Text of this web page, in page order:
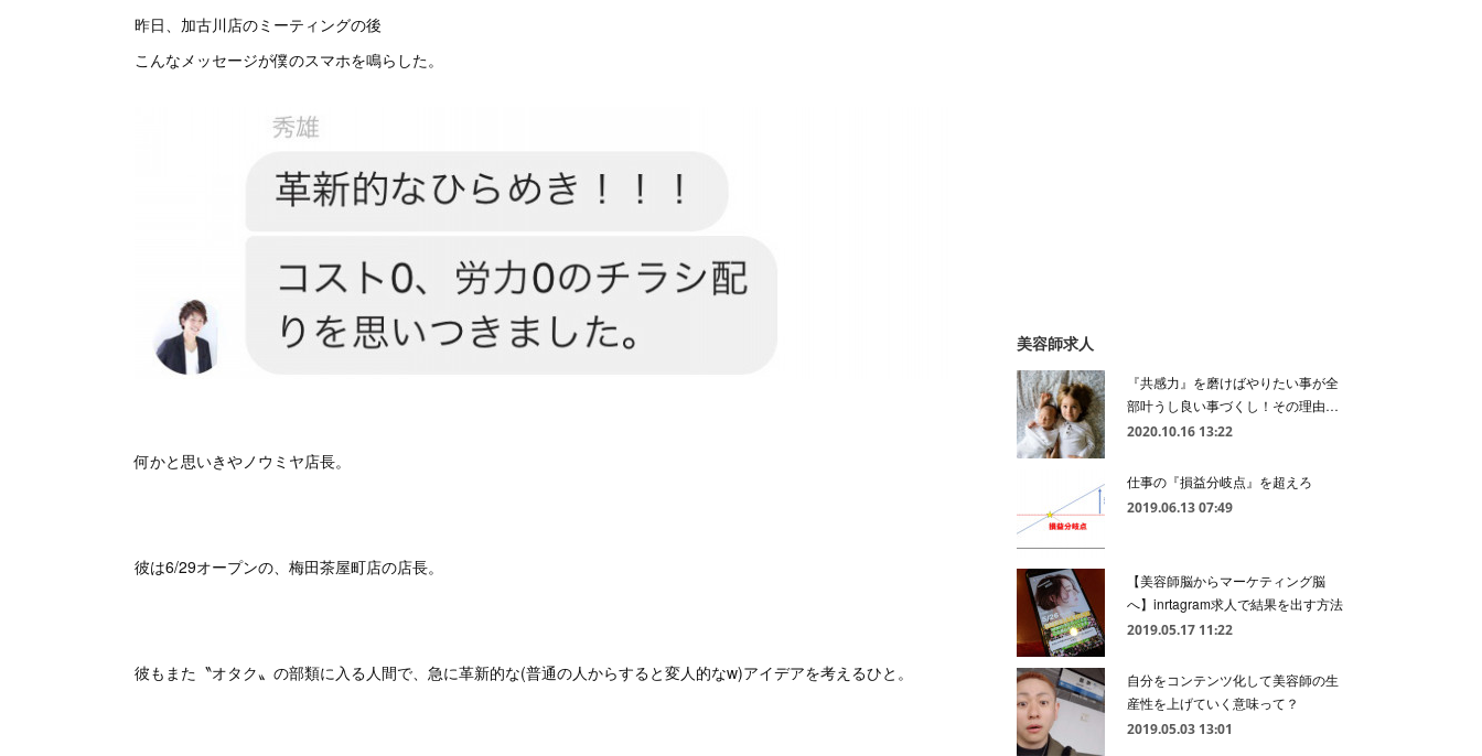
昨日、加古川店のミーティングの後
こんなメッセージが僕のスマホを鳴らした。
何かと思いきやノウミヤ店長。
彼は6/29オープンの、梅田茶屋町店の店長。
彼もまた〝オタク〟の部類に入る人間で、急に革新的な(普通の人からすると変人的なw)アイデアを考えるひと。
美容師求人
『共感力』を磨けばやりたい事が全
部叶うし良い事づくし！その理由…
2020.10.16 13:22
仕事の『損益分岐点』を超えろ
2019.06.13 07:49
【美容師脳からマーケティング脳
へ】inrtagram求人で結果を出す方法
2019.05.17 11:22
自分をコンテンツ化して美容師の生
産性を上げていく意味って？
2019.05.03 13:01